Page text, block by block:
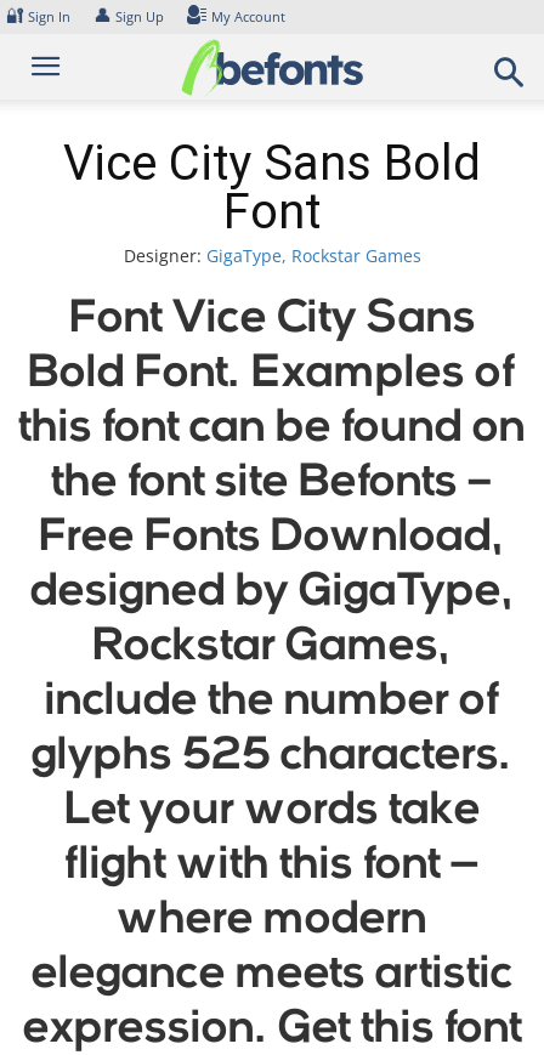
Skip
content
🔐 Sign In 👤 Sign Up My Account
Vice City Sans Bold
Font
Designer: GigaType, Rockstar Games
Font Vice City Sans
Bold Font. Examples of
this font can be found on
the font site Befonts –
Free Fonts Download,
designed by GigaType,
Rockstar Games,
include the number of
glyphs 525 characters.
Let your words take
flight with this font —
where modern
elegance meets artistic
expression. Get this font